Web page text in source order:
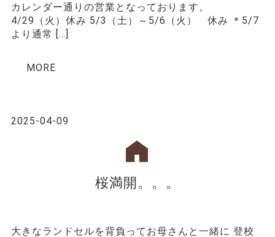
カレンダー通りの営業となっております。
4/29（火）休み 5/3（土）～5/6（火） 休み ＊5/7
より通常 […]
MORE
2025-04-09
桜満開。。。
大きなランドセルを背負ってお母さんと一緒に 登校